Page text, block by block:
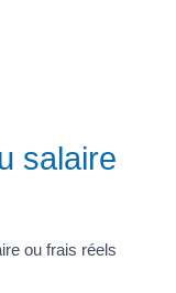
salaire
ou frais réels